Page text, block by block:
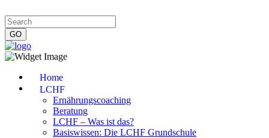
Home
LCHF
Ernährungscoaching
Beratung
LCHF – Was ist das?
Basiswissen: Die LCHF Grundschule